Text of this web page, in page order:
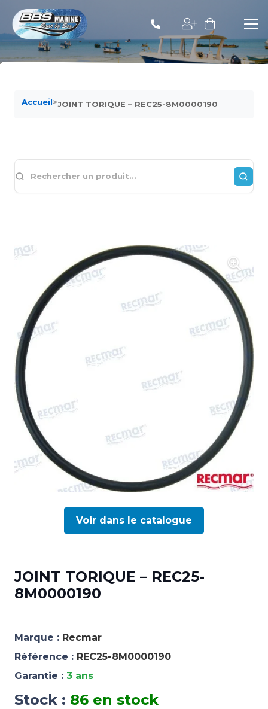
Accueil>JOINT TORIQUE – REC25-8M0000190
Voir dans le catalogue
JOINT TORIQUE – REC25-
8M0000190
Marque : Recmar
Référence : REC25-8M0000190
Garantie : 3 ans
Stock : 86 en stock